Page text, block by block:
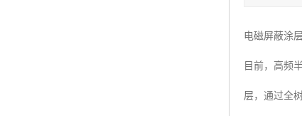
电磁屏蔽涂
目前，高频
层，通过全